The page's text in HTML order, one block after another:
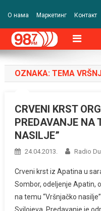
О нама Маркетинг Контакт
OZNAKA: TEMA
CRVENI KRST
PREDAVANJE NA
NASILJE”
24.04.2013. Radio
Crveni krst iz Apatina u
Sombor, odeljenje Apatin,
na temu “Vršnjačko